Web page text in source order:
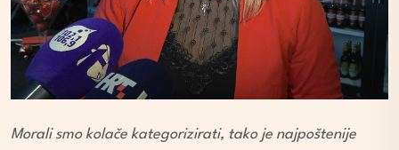
Morali smo kolače kategorizirati, tako je najpoštenije